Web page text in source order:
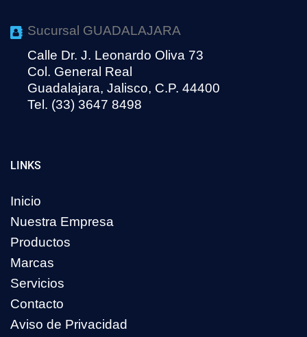
Sucursal GUADALAJARA
Calle Dr. J. Leonardo Oliva 73
Col. General Real
Guadalajara, Jalisco, C.P. 44400
Tel. (33) 3647 8498
LINKS
Inicio
Nuestra Empresa
Productos
Marcas
Servicios
Contacto
Aviso de Privacidad